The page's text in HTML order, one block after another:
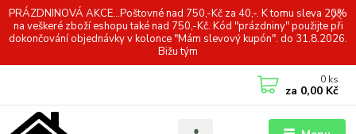
PRÁZDNINOVÁ AKCE...Poštovné nad 750,-Kč za 40,-. K tomu sleva 20%
na veškeré zboží eshopu také nad 750,-Kč. Kód "prázdniny" použijte při
dokončování objednávky v kolonce "Mám slevový kupón". do 31.8.2026.
Bižu tým
0 ks
za 0,00 Kč